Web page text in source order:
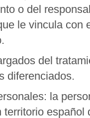
o del
le vincula con
del
diferenciados.
la